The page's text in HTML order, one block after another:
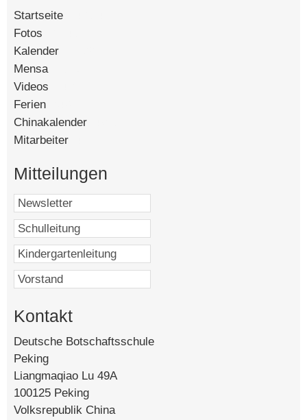
Startseite
Fotos
Kalender
Mensa
Videos
Ferien
Chinakalender
Mitarbeiter
Mitteilungen
Kontakt
Deutsche Botschaftsschule
Peking
Liangmaqiao Lu 49A
100125 Peking
Volksrepublik China